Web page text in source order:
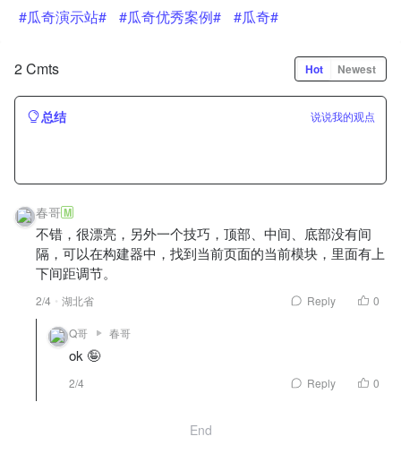
#瓜奇演示站# #瓜奇优秀案例# #瓜奇#
2 Cmts Hot Newest
总结 说说我的观点
春哥M
不错，很漂亮，另外一个技巧，顶部、中间、底部没有间
隔，可以在构建器中，找到当前页面的当前模块，里面有上
下间距调节。
2/4 湖北省 Reply 0
Q哥 春哥
ok 🤪
2/4 Reply 0
End